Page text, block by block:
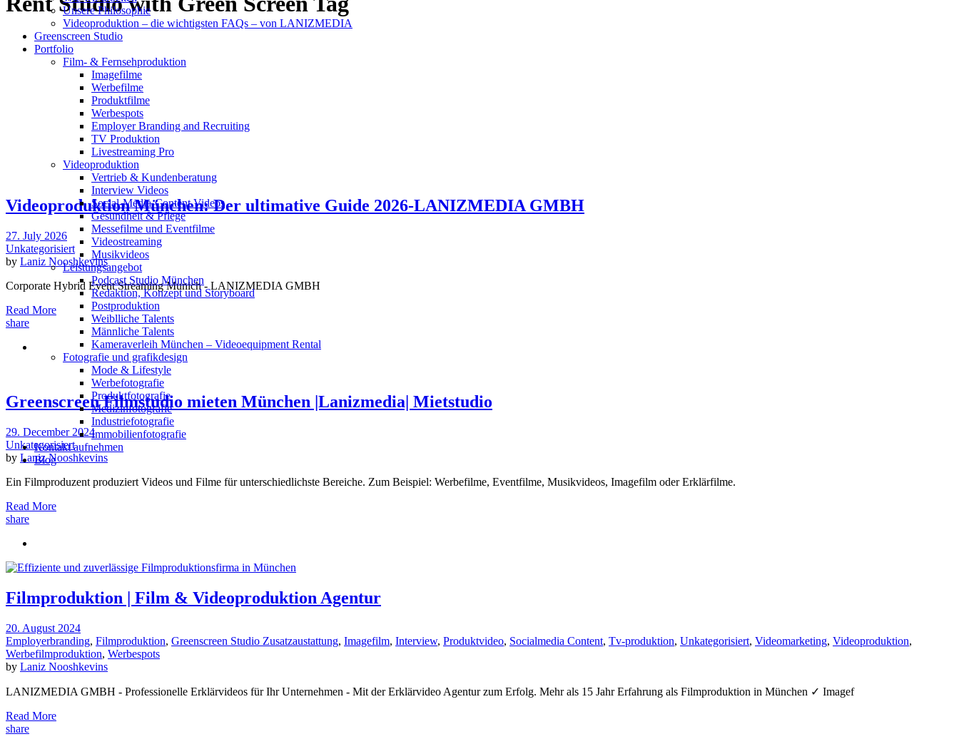
Unsere Philosophie
Videoproduktion – die wichtigsten FAQs – von LANIZMEDIA
Greenscreen Studio
Portfolio
Film- & Fernsehproduktion
Imagefilme
Werbefilme
Produktfilme
Werbespots
Employer Branding and Recruiting
TV Produktion
Livestreaming Pro
Videoproduktion
Vertrieb & Kundenberatung
Interview Videos
Social-Media-Content Videos
Gesundheit & Pflege
Mes­se­filme und Eventfilme
Video­strea­ming
Musikvideos
Leis­tungs­an­ge­bot
Podcast Studio München
Redak­ti­on, Kon­zept und Storyboard
Post­pro­duk­ti­on
Weiblliche Talents
Männliche Talents
Kameraverleih München – Videoequipment Rental
Fotografie und grafikdesign
Mode & Lifestyle
Werbefotografie
Produktfotografie
Medizinfotografie
Industriefotografie
Immobilienfotografie
Kontakt aufnehmen
Blog
Videoproduktion München: Der ultimative Guide 2026-LANIZMEDIA GMBH
27. July 2026
Unkategorisiert
by Laniz Nooshkevins
Corporate Hybrid Event Streaming Munich - LANIZMEDIA GMBH
Read More
share
Greenscreen Filmstudio mieten München |Lanizmedia| Mietstudio
29. December 2024
Unkategorisiert
by Laniz Nooshkevins
Ein Filmproduzent produziert Videos und Filme für unterschiedlichste Bereiche. Zum Beispiel: Werbefilme, Eventfilme, Musikvideos, Imagefilm oder Erklärfilme.
Read More
share
Filmproduktion | Film & Videoproduktion Agentur
20. August 2024
Employerbranding, Filmproduktion, Greenscreen Studio Zusatzaustattung, Imagefilm, Interview, Produktvideo, Socialmedia Content, Tv-produktion, Unkategorisiert, Videomarketing, Videoproduktion,
Werbefilmproduktion, Werbespots
by Laniz Nooshkevins
LANIZMEDIA GMBH - Professionelle Erklärvideos für Ihr Unternehmen - Mit der Erklärvideo Agentur zum Erfolg. Mehr als 15 Jahr Erfahrung als Filmproduktion in München ✓ Imagef
Read More
share